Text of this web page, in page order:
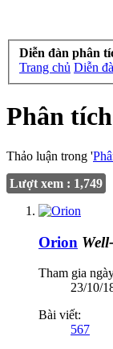
Diễn đàn phân
Trang chủ Diễn
Phân
Thảo luận trong '
Lượt xem : 1,749
Orion
Tham gia
23/10/
Bài viết:
567